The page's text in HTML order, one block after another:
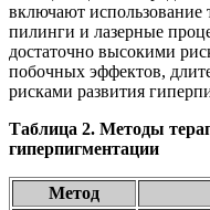
включают использование
пилинги и лазерные
достаточно высокими
побочных эффектов,
рисками развития
Таблица 2. Методы
гиперпигментации
Метод